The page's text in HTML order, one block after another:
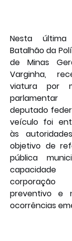
Nesta
Batalhão da
de Minas
Varginha,
viatura por
deputado
veículo foi
às
objetivo de
pública
corporação
preventivo e
ocorrências